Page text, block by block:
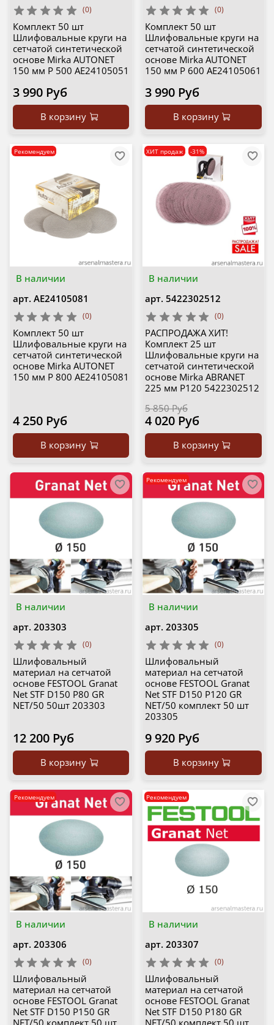
(0)
Комплект 50 шт
Шлифовальные круги на
сетчатой синтетической
основе Mirka AUTONET
150 мм P 500 AE24105051
3 990 Руб
В корзину
(0)
Комплект 50 шт
Шлифовальные круги на
сетчатой синтетической
основе Mirka AUTONET
150 мм P 600 AE24105061
3 990 Руб
В корзину
В наличии
Рекомендуем
арт. AE24105081
(0)
Комплект 50 шт
Шлифовальные круги на
сетчатой синтетической
основе Mirka AUTONET
150 мм P 800 AE24105081
4 250 Руб
В корзину
В наличии
ХИТ продаж -31%
арт. 5422302512
(0)
РАСПРОДАЖА ХИТ!
Комплект 25 шт
Шлифовальные круги на
сетчатой синтетической
основе Mirka ABRANET
225 мм Р120 5422302512
5 850 Руб
4 020 Руб
В корзину
В наличии
арт. 203303
(0)
Шлифовальный
материал на сетчатой
основе FESTOOL Granat
Net STF D150 P80 GR
NET/50 50шт 203303
12 200 Руб
В корзину
В наличии
Рекомендуем
арт. 203305
(0)
Шлифовальный
материал на сетчатой
основе FESTOOL Granat
Net STF D150 P120 GR
NET/50 комплект 50 шт
203305
9 920 Руб
В корзину
В наличии
Рекомендуем
арт. 203306
(0)
Шлифовальный
материал на сетчатой
основе FESTOOL Granat
Net STF D150 P150 GR
В наличии
Рекомендуем
арт. 203307
(0)
Шлифовальный
материал на сетчатой
основе FESTOOL Granat
Net STF D150 P180 GR